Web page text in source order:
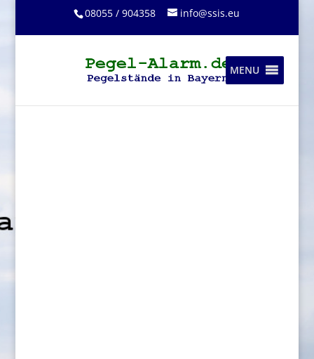
08055 / 904358 info@ssis.eu
MENU